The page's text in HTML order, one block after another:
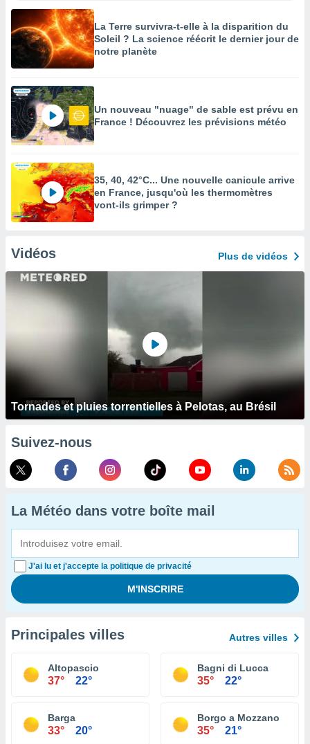
La Terre survivra-t-elle à la disparition du
Soleil ? La science réécrit le dernier jour de
notre planète
Un nouveau "nuage" de sable est prévu en
France ! Découvrez les prévisions météo
35, 40, 42°C... Une nouvelle canicule arrive
en France, jusqu'où les thermomètres
vont-ils grimper ?
Vidéos Plus de vidéos
Tornades et pluies torrentielles à Pelotas, au Brésil
Suivez-nous
La Météo dans votre boîte mail
J'ai lu et j'accepte la politique de privacité
Principales villes Autres villes
Altopascio
37° 22°
Bagni di Lucca
35° 22°
Barga
33° 20°
Borgo a Mozzano
35° 21°